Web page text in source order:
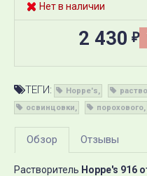
Нет в наличии
2 430 ₽
ТЕГИ: Hoppe's
освинцовки
порохового
Обзор Отзывы
Растворитель Hoppe's 916